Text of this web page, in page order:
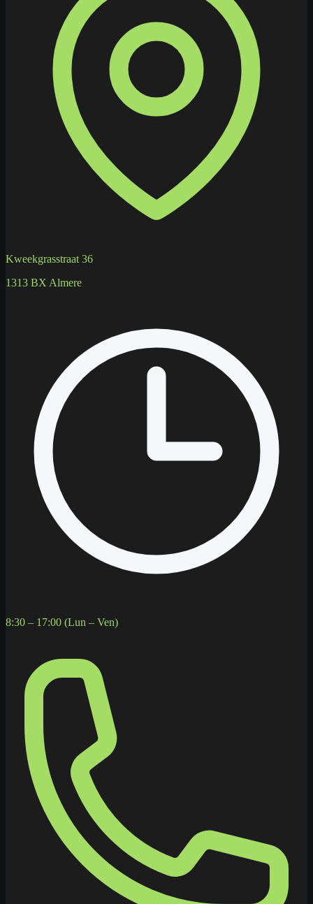
Kweekgrasstraat 36
1313 BX Almere
8:30 – 17:00 (Lun – Ven)